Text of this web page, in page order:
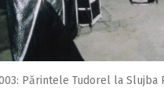
Părintele Tudorel la Slujba